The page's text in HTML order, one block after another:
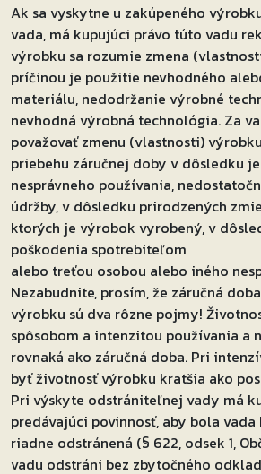
Ak sa vyskytne u zakúpeného
vada, má kupujúci právo túto vadu
výrobku sa rozumie zmena
príčinou je použitie nevhodného
materiálu, nedodržanie výrobné
nevhodná výrobná technológia. Za
považovať zmenu (vlastnosti)
priebehu záručnej doby v dôsledku
nesprávneho používania,
údržby, v dôsledku prirodzených
ktorých je výrobok vyrobený, v
poškodenia spotrebiteľom
alebo treťou osobou alebo iného
Nezabudnite, prosím, že záručná
výrobku sú dva rôzne pojmy!
spôsobom a intenzitou používania a
rovnaká ako záručná doba. Pri
byť životnosť výrobku kratšia ako
Pri výskyte odstrániteľnej vady má
predávajúci povinnosť, aby bola vada
riadne odstránená (§ 622, odsek 1,
vadu odstráni bez zbytočného